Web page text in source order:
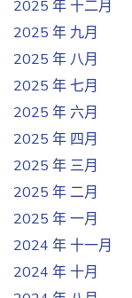
2025 年 十二月
2025 年 九月
2025 年 八月
2025 年 七月
2025 年 六月
2025 年 四月
2025 年 三月
2025 年 二月
2025 年 一月
2024 年 十一月
2024 年 十月